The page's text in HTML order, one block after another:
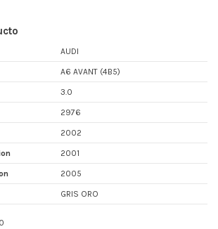
AUDI
A6 AVANT (4B5)
3.0
2976
2002
2001
2005
GRIS ORO